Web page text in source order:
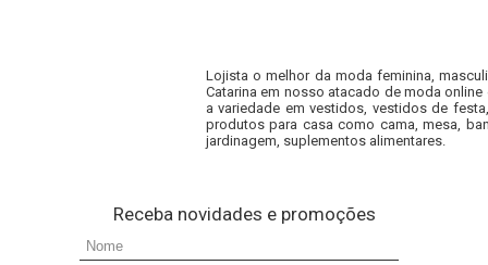
Lojista o melhor da moda feminina,
Catarina em nosso atacado de moda
a variedade em vestidos, vestidos de
produtos para casa como cama, mesa,
jardinagem, suplementos alimentares.
Receba novidades e promoções